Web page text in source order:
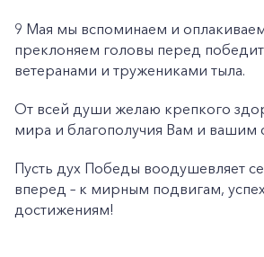
9 Мая мы вспоминаем и
преклоняем головы перед
ветеранами и тружениками тыла.
От всей души желаю крепкого
мира и благополучия Вам и вашим
Пусть дух Победы воодушевляет
вперед – к мирным подвигам,
достижениям!